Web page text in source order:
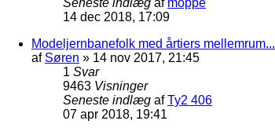
14 dec 2018, 17:09
Modeljernbanefolk med årtiers mellemrum...
af Søren » 14 nov 2017, 21:45
1 Svar
9463 Visninger
Seneste indlæg afTy2 406
07 apr 2018, 19:41